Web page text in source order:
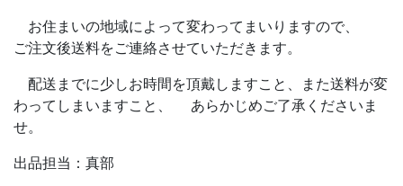
お住まいの地域によって変わってまいりますので、
ご注文後送料をご連絡させていただきます。
配送までに少しお時間を頂戴しますこと、また送料が変
わってしまいますこと、 あらかじめご了承くださいま
せ。
出品担当：真部